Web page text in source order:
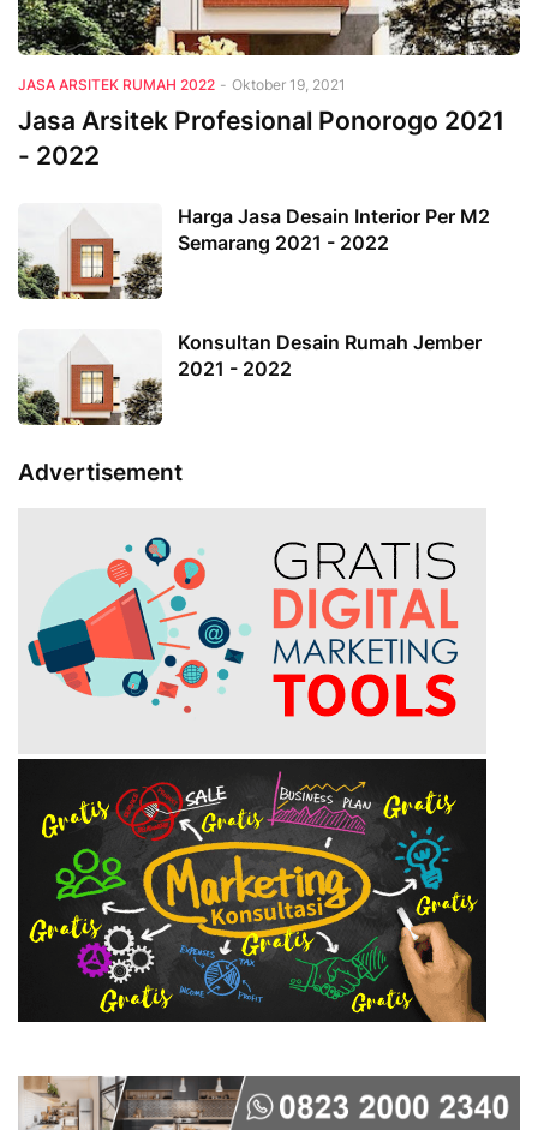
JASA ARSITEK RUMAH 2022 - Oktober 19, 2021
Jasa Arsitek Profesional Ponorogo 2021
- 2022
Harga Jasa Desain Interior Per M2
Semarang 2021 - 2022
Konsultan Desain Rumah Jember
2021 - 2022
Advertisement